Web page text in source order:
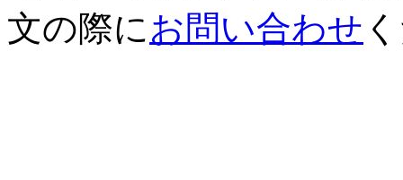
文の際に お問い合わせ